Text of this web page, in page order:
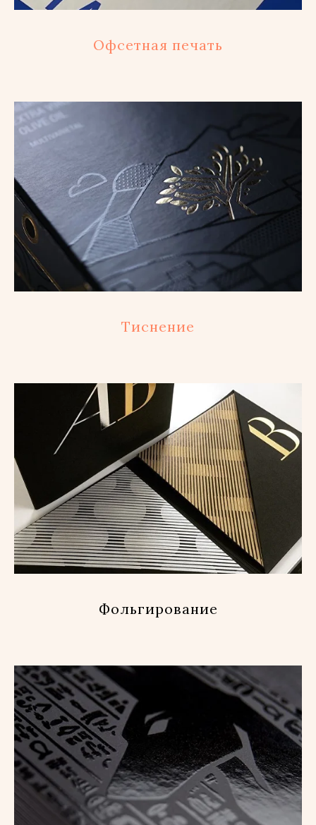
Офсетная печать
Тиснение
Фольгирование